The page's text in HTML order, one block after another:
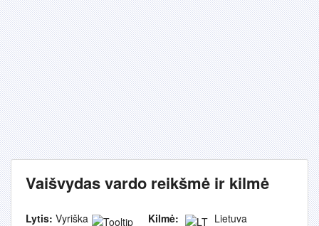
Vaišvydas vardo reikšmė ir kilmė
Lytis: Vyriška Kilmė: Lietuva